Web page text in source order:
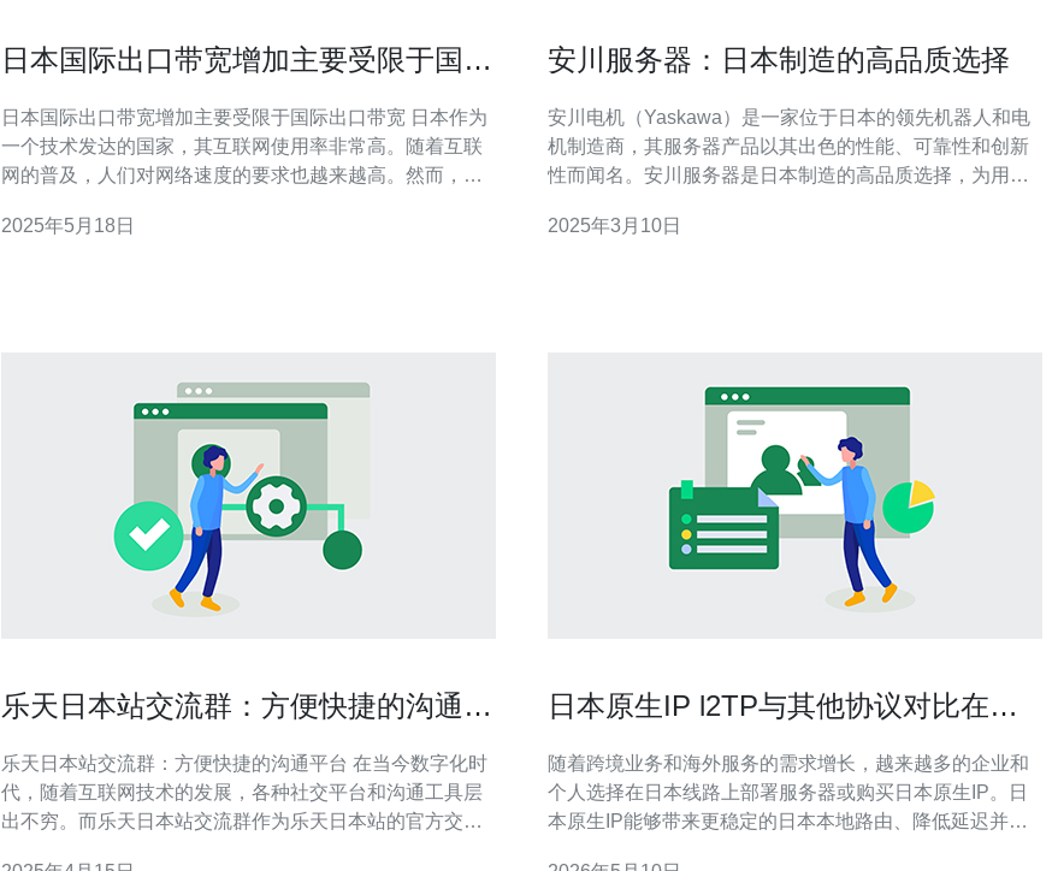
日本国际出口带宽增加主要受限于国际
日本国际出口带宽增加主要受限于国际出口带宽 日本作为
一个技术发达的国家，其互联网使用率非常高。随着互联
网的普及，人们对网络速度的要求也越来越高。然而，日
制。 日本国内的网络基础设施相对完善，国内网络速度很
2025年5月18日
安川服务器：日本制造的高品质选择
安川电机（Yaskawa）是一家位于日本的领先机器人和电
机制造商，其服务器产品以其出色的性能、可靠性和创新
性而闻名。安川服务器是日本制造的高品质选择，为用户
的优势。首先，它们采用了最先进的处理器和内存技术，
2025年3月10日
乐天日本站交流群：方便快捷的沟通平
乐天日本站交流群：方便快捷的沟通平台 在当今数字化时
代，随着互联网技术的发展，各种社交平台和沟通工具层
出不穷。而乐天日本站交流群作为乐天日本站的官方交流
日本原生IP l2TP与其他协议对比在实
随着跨境业务和海外服务的需求增长，越来越多的企业和
个人选择在日本线路上部署服务器或购买日本原生IP。日
本原生IP能够带来更稳定的日本本地路由、降低延迟并提